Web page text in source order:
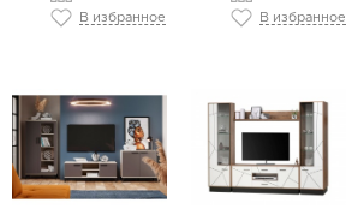
В избранное В избранное